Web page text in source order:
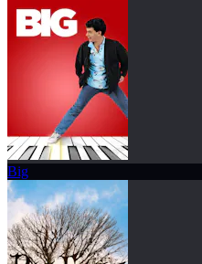
Big